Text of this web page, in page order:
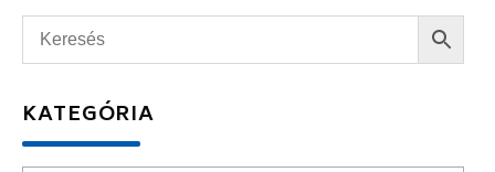
KATEGÓRIA